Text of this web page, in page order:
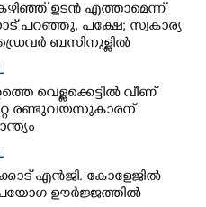
ഉടൻ എത്താമെന്ന്
പറഞ്ഞു, പക്ഷേ; സ്വകാര്യ
ബസിനുള്ളിൽ
വെള്ളക്കെട്ടിൽ വീണ്
രണ്ടുവയസുകാരന്
എൻജി. കോളേജിൽ
ഊർജ്ജത്തിൽ